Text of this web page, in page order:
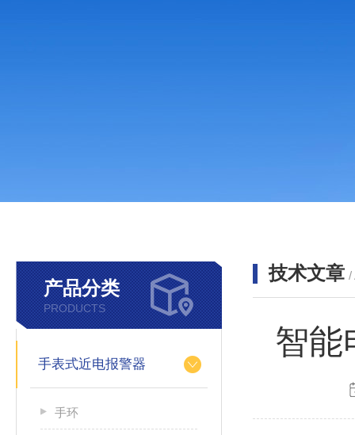
产品分类
PRODUCTS
手表式近电报警器
手环
技术文章 /
智能